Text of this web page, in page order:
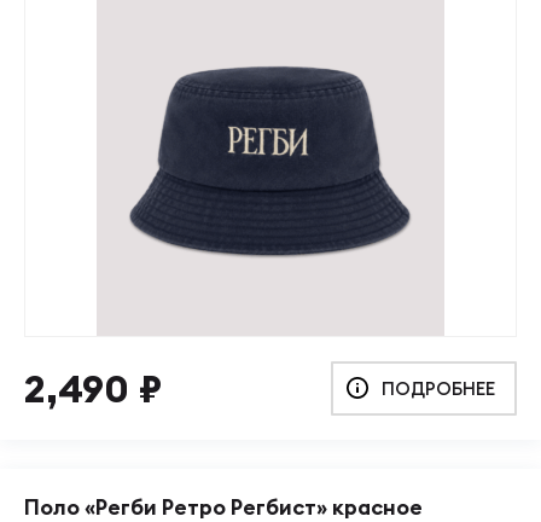
2,490 ₽ ПОДРОБНЕЕ
Поло «Регби Ретро Регбист» красное